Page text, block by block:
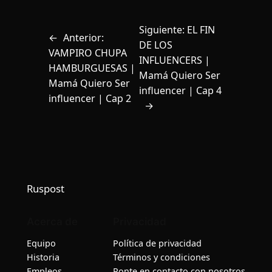
← Anterior:
VAMPIRO CHUPA
HAMBURGUESAS |
Mamá Quiero Ser
influencer | Cap 2
Siguiente: EL FIN
DE LOS
INFLUENCERS |
Mamá Quiero Ser
influencer | Cap 4
→
Ruspost
Equipo
Historia
Política de privacidad
Términos y condiciones